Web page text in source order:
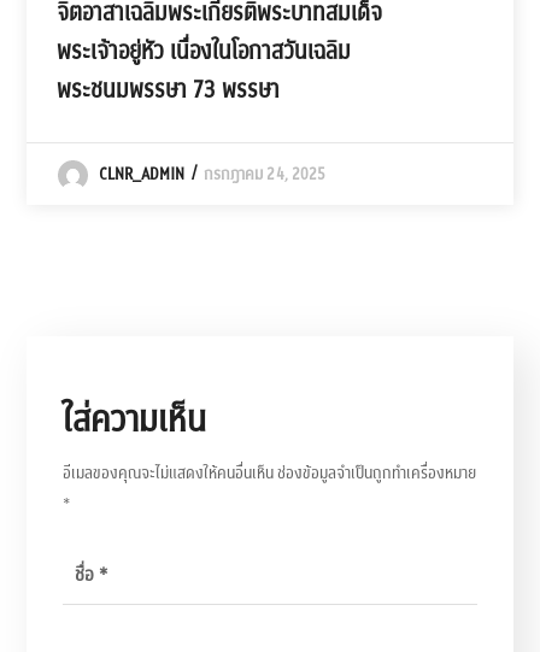
จิตอาสาเฉลิมพระเกียรติพระบาทสมเด็จ
พระเจ้าอยู่หัว เนื่องในโอกาสวันเฉลิม
พระชนมพรรษา 73 พรรษา
CLNR_ADMIN กรกฎาคม 24, 2025
ใส่ความเห็น
อีเมลของคุณจะไม่แสดงให้คนอื่นเห็นช่องข้อมูลจำเป็นถูกทำเครื่องหมาย
*